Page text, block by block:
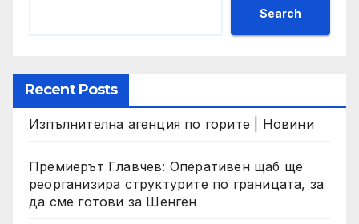
Search
Recent Posts
Изпълнителна агенция по горите | Новини
Премиерът Главчев: Оперативен щаб ще
реорганизира структурите по границата, за
да сме готови за Шенген